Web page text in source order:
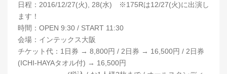
日程：2016/12/27(火), 28(水) ※175Rは12/27(火)に出演し
ます！
時間：OPEN 9:30 / START 11:30
会場：インテックス大阪
チケット代：1日券 → 8,800円 / 2日券 → 16,500円 / 2日券
(ICHI-HAYAタオル付) → 16,500円